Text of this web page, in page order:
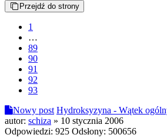
Przejdź do strony
1
…
89
90
91
92
93
Nowy post Hydroksyzyna - Wątek
autor: schiza » 10 stycznia 2006
Odpowiedzi: 925 Odsłony: 500656